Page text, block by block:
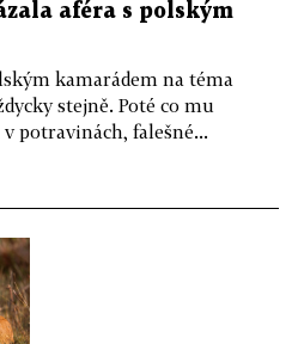
aféra s polským
kamarádem na téma
stejně. Poté co mu
potravinách, falešné...